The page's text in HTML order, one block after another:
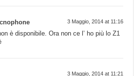
3 Maggio, 2014 at 11:16
è disponibile. Ora non ce l’ ho più lo Z1
3 Maggio, 2014 at 11:21